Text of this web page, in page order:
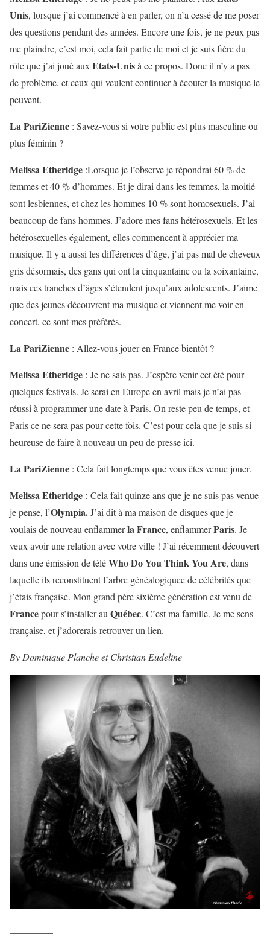
Unis, lorsque j’ai commencé à en parler, on n’a cessé de me poser
des questions pendant des années. Encore une fois, je ne peux pas
me plaindre, c’est moi, cela fait partie de moi et je suis fière du
rôle que j’ai joué auxEtats-Unisà ce propos. Donc il n’y a pas
de problème, et ceux qui veulent continuer à écouter la musique le
peuvent.
La PariZienne : Savez-vous si votre public est plus masculine ou
plus féminin ?
Melissa Etheridge :Lorsque je l’observe je répondrai 60 % de
femmes et 40 % d’hommes. Et je dirai dans les femmes, la moitié
sont lesbiennes, et chez les hommes 10 % sont homosexuels. J’ai
beaucoup de fans hommes. J’adore mes fans hétérosexuels. Et les
hétérosexuelles également, elles commencent à apprécier ma
musique. Il y a aussi les différences d’âge, j’ai pas mal de cheveux
gris désormais, des gans qui ont la cinquantaine ou la soixantaine,
mais ces tranches d’âges s’étendent jusqu’aux adolescents. J’aime
que des jeunes découvrent ma musique et viennent me voir en
concert, ce sont mes préférés.
La PariZienne : Allez-vous jouer en France bientôt ?
Melissa Etheridge : Je ne sais pas. J’espère venir cet été pour
quelques festivals. Je serai en Europe en avril mais je n’ai pas
réussi à programmer une date à Paris. On reste peu de temps, et
Paris ce ne sera pas pour cette fois. C’est pour cela que je suis si
heureuse de faire à nouveau un peu de presse ici.
La PariZienne : Cela fait longtemps que vous êtes venue jouer.
Melissa Etheridge : Cela fait quinze ans que je ne suis pas venue
je pense, l’Olympia.J’ai dit à ma maison de disques que je
voulais de nouveau enflammerla France, enflammerParis. Je
veux avoir une relation avec votre ville ! J’ai récemment découvert
dans une émission de téléWho Do You Think You Are, dans
laquelle ils reconstituent l’arbre généalogiquee de célébrités que
j’étais française. Mon grand père sixième génération est venu de
Francepour s’installer auQuébec. C’est ma famille. Je me sens
française, et j’adorerais retrouver un lien.
By Dominique Planche et Christian Eudeline
————–